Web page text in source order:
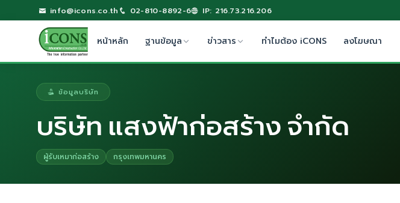
info@icons.co.th 02-810-8892-6 IP: 216.73.216.206
หน้าหลัก ฐานข้อมูล ข่าวสาร ทำไมต้อง iCONS ลงโฆษณา
ข้อมูลบริษัท
บริษัท แสงฟ้าก่อสร้าง จำกัด
ผู้รับเหมาก่อสร้าง กรุงเทพมหานคร